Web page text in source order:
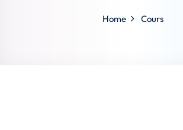
Home Cours